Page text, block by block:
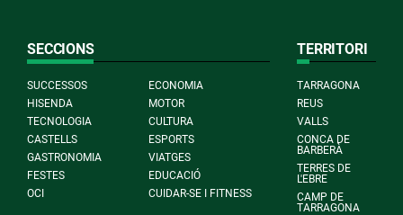
SECCIONS
SUCCESSOS
ECONOMIA
HISENDA
MOTOR
TECNOLOGIA
CULTURA
CASTELLS
ESPORTS
GASTRONOMIA
VIATGES
FESTES
EDUCACIÓ
OCI
CUIDAR-SE I FITNESS
TERRITORI
TARRAGONA
REUS
VALLS
CONCA DE
BARBERÀ
TERRES DE
L'EBRE
CAMP DE
TARRAGONA